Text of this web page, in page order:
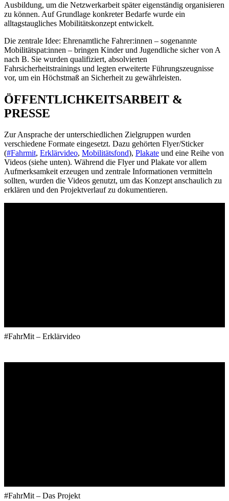
Ausbildung, um die Netzwerkarbeit später eigenständig organisieren
zu können. Auf Grundlage konkreter Bedarfe wurde ein
alltagstaugliches Mobilitätskonzept entwickelt.
Die zentrale Idee: Ehrenamtliche Fahrer:innen – sogenannte
Mobilitätspat:innen – bringen Kinder und Jugendliche sicher von A
nach B. Sie wurden qualifiziert, absolvierten
Fahrsicherheitstrainings und legten erweiterte Führungszeugnisse
vor, um ein Höchstmaß an Sicherheit zu gewährleisten.
ÖFFENTLICHKEITSARBEIT &
PRESSE
Zur Ansprache der unterschiedlichen Zielgruppen wurden
verschiedene Formate eingesetzt. Dazu gehörten Flyer/Sticker
(#Fahrmit, Erklärvideo, Mobilitätsfond), Plakate und eine Reihe von
Videos (siehe unten). Während die Flyer und Plakate vor allem
Aufmerksamkeit erzeugen und zentrale Informationen vermitteln
sollten, wurden die Videos genutzt, um das Konzept anschaulich zu
erklären und den Projektverlauf zu dokumentieren.
#FahrMit – Erklärvideo
#FahrMit – Das Projekt